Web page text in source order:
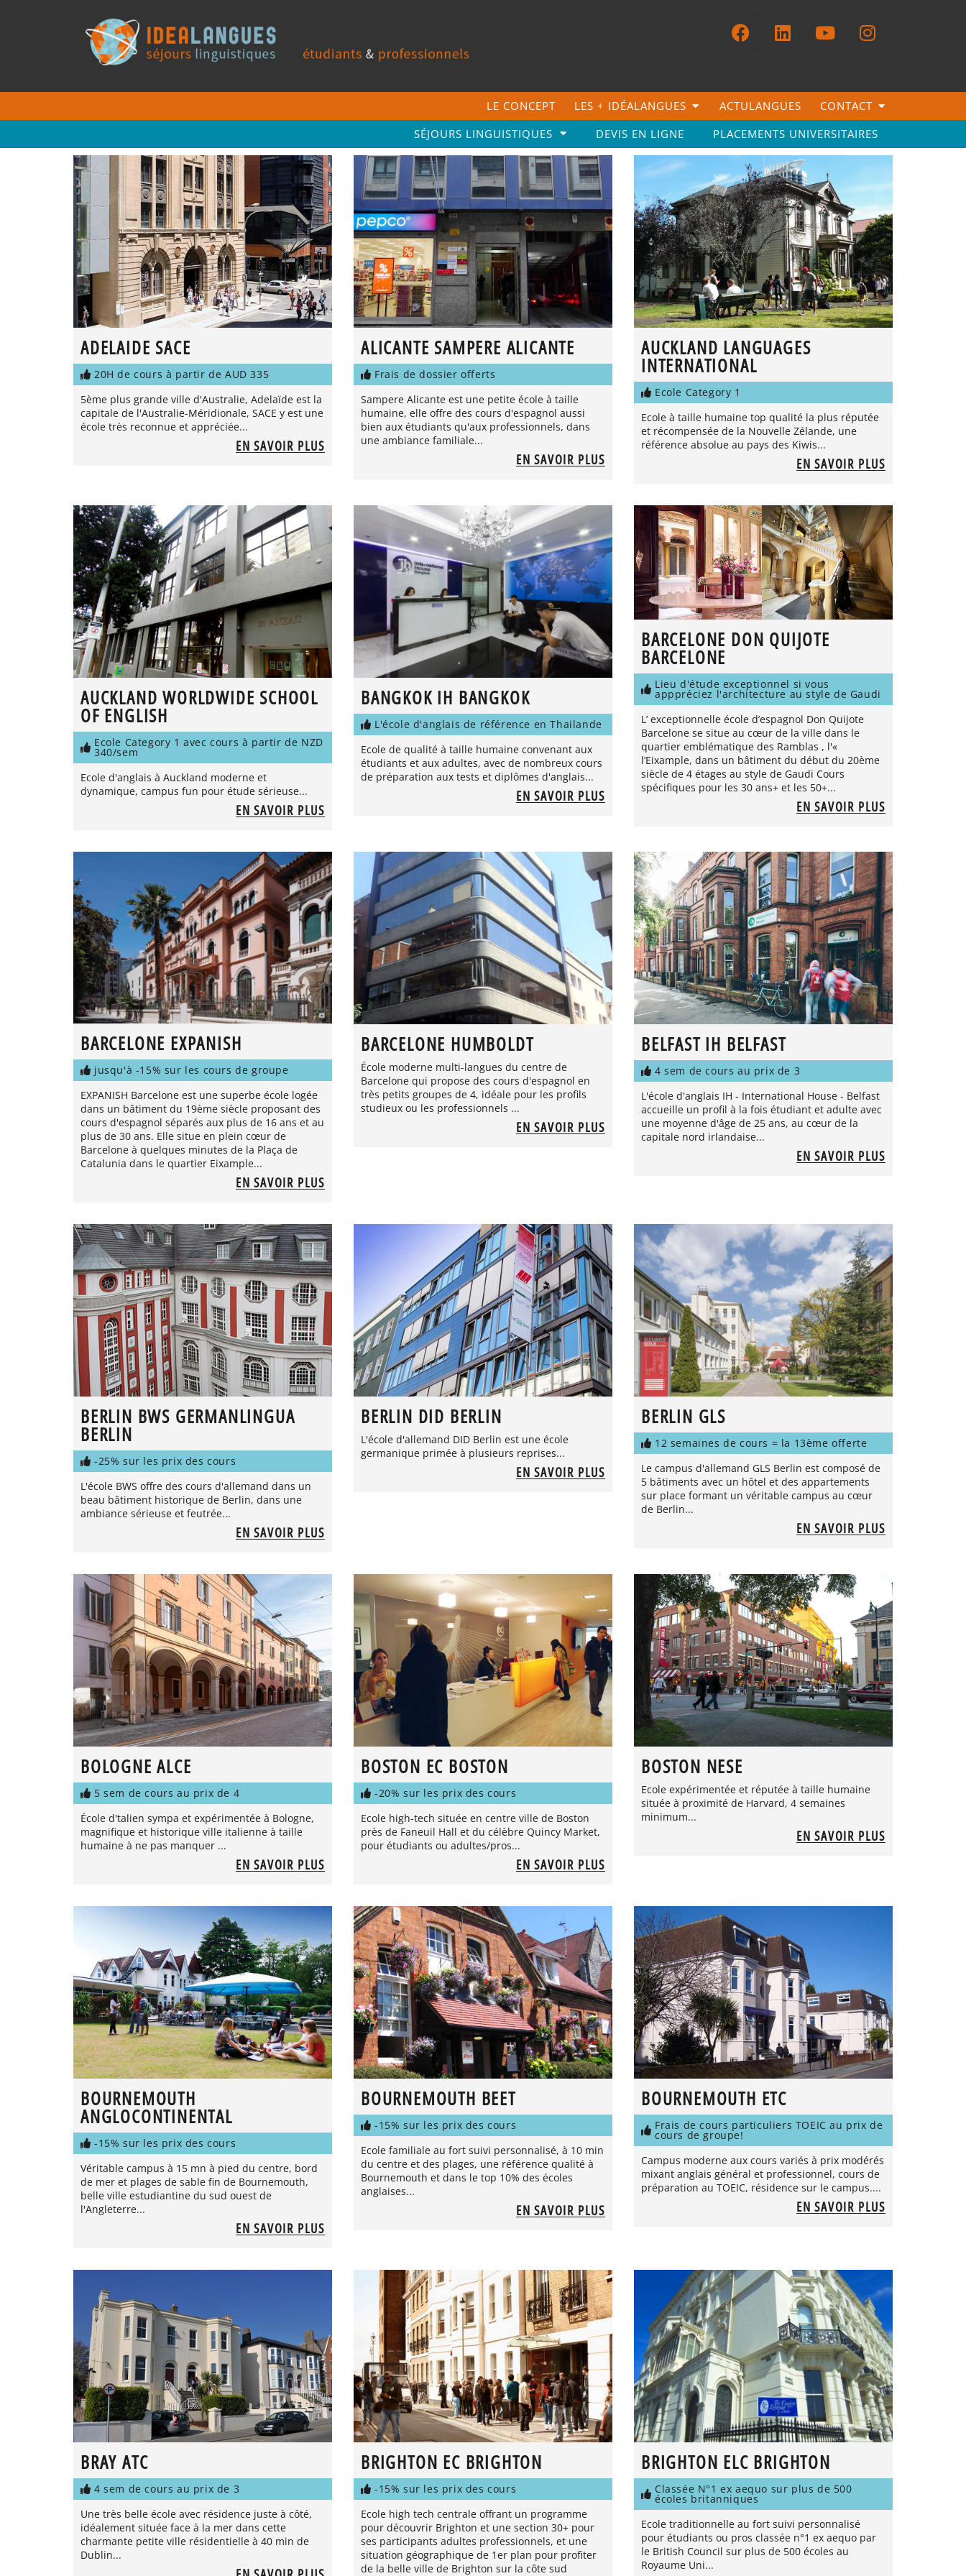
LE CONCEPT LES + IDÉALANGUES ACTULANGUES
CONTACT
SÉJOURS LINGUISTIQUES
DEVIS EN LIGNE PLACEMENTS UNIVERSITAIRES
ADELAIDE SACE
20H de cours à partir de AUD 335
5ème plus grande ville d'Australie, Adelaïde est la
capitale de l'Australie-Méridionale, SACE y est une
école très reconnue et appréciée...
EN SAVOIR PLUS
ALICANTE SAMPERE ALICANTE
Frais de dossier offerts
Sampere Alicante est une petite école à taille
humaine, elle offre des cours d'espagnol aussi
bien aux étudiants qu'aux professionnels, dans
une ambiance familiale...
EN SAVOIR PLUS
AUCKLAND LANGUAGES
INTERNATIONAL
Ecole Category 1
Ecole à taille humaine top qualité la plus réputée
et récompensée de la Nouvelle Zélande, une
référence absolue au pays des Kiwis...
EN SAVOIR PLUS
AUCKLAND WORLDWIDE SCHOOL
OF ENGLISH
Ecole Category 1 avec cours à partir de NZD
340/sem
Ecole d'anglais à Auckland moderne et
dynamique, campus fun pour étude sérieuse...
EN SAVOIR PLUS
BANGKOK IH BANGKOK
L'école d'anglais de référence en Thailande
Ecole de qualité à taille humaine convenant aux
étudiants et aux adultes, avec de nombreux cours
de préparation aux tests et diplômes d'anglais...
EN SAVOIR PLUS
BARCELONE DON QUIJOTE
BARCELONE
Lieu d'étude exceptionnel si vous
apppréciez l'architecture au style de Gaudi
L’ exceptionnelle école d’espagnol Don Quijote
Barcelone se situe au cœur de la ville dans le
quartier emblématique des Ramblas , l'«
l’Eixample, dans un bâtiment du début du 20ème
siècle de 4 étages au style de Gaudi Cours
spécifiques pour les 30 ans+ et les 50+...
EN SAVOIR PLUS
BARCELONE EXPANISH
jusqu'à -15% sur les cours de groupe
EXPANISH Barcelone est une superbe école logée
dans un bâtiment du 19ème siècle proposant des
cours d'espagnol séparés aux plus de 16 ans et au
plus de 30 ans. Elle situe en plein cœur de
Barcelone à quelques minutes de la Plaça de
Catalunia dans le quartier Eixample...
EN SAVOIR PLUS
BARCELONE HUMBOLDT
École moderne multi-langues du centre de
Barcelone qui propose des cours d'espagnol en
très petits groupes de 4, idéale pour les profils
studieux ou les professionnels ...
EN SAVOIR PLUS
BELFAST IH BELFAST
4 sem de cours au prix de 3
L'école d'anglais IH - International House - Belfast
accueille un profil à la fois étudiant et adulte avec
une moyenne d'âge de 25 ans, au cœur de la
capitale nord irlandaise...
EN SAVOIR PLUS
BERLIN BWS GERMANLINGUA
BERLIN
-25% sur les prix des cours
L'école BWS offre des cours d'allemand dans un
beau bâtiment historique de Berlin, dans une
ambiance sérieuse et feutrée...
EN SAVOIR PLUS
BERLIN DID BERLIN
L'école d'allemand DID Berlin est une école
germanique primée à plusieurs reprises...
EN SAVOIR PLUS
BERLIN GLS
12 semaines de cours = la 13ème offerte
Le campus d'allemand GLS Berlin est composé de
5 bâtiments avec un hôtel et des appartements
sur place formant un véritable campus au cœur
de Berlin...
EN SAVOIR PLUS
BOLOGNE ALCE
5 sem de cours au prix de 4
École d'talien sympa et expérimentée à Bologne,
magnifique et historique ville italienne à taille
humaine à ne pas manquer ...
EN SAVOIR PLUS
BOSTON EC BOSTON
-20% sur les prix des cours
Ecole high-tech située en centre ville de Boston
près de Faneuil Hall et du célèbre Quincy Market,
pour étudiants ou adultes/pros...
EN SAVOIR PLUS
BOSTON NESE
Ecole expérimentée et réputée à taille humaine
située à proximité de Harvard, 4 semaines
minimum...
EN SAVOIR PLUS
BOURNEMOUTH
ANGLOCONTINENTAL
-15% sur les prix des cours
Véritable campus à 15 mn à pied du centre, bord
de mer et plages de sable fin de Bournemouth,
belle ville estudiantine du sud ouest de
l'Angleterre...
EN SAVOIR PLUS
BOURNEMOUTH BEET
-15% sur les prix des cours
Ecole familiale au fort suivi personnalisé, à 10 min
du centre et des plages, une référence qualité à
Bournemouth et dans le top 10% des écoles
anglaises...
EN SAVOIR PLUS
BOURNEMOUTH ETC
Frais de cours particuliers TOEIC au prix de
cours de groupe!
Campus moderne aux cours variés à prix modérés
mixant anglais général et professionnel, cours de
préparation au TOEIC, résidence sur le campus....
EN SAVOIR PLUS
BRAY ATC
4 sem de cours au prix de 3
Une très belle école avec résidence juste à côté,
idéalement située face à la mer dans cette
charmante petite ville résidentielle à 40 min de
Dublin...
BRIGHTON EC BRIGHTON
-15% sur les prix des cours
Ecole high tech centrale offrant un programme
pour découvrir Brighton et une section 30+ pour
ses participants adultes professionnels, et une
situation géographique de 1er plan pour profiter
de la belle ville de Brighton sur la côte sud
BRIGHTON ELC BRIGHTON
Classée N°1 ex aequo sur plus de 500
écoles britanniques
Ecole traditionnelle au fort suivi personnalisé
pour étudiants ou pros classée n°1 ex aequo par
le British Council sur plus de 500 écoles au
Royaume Uni...